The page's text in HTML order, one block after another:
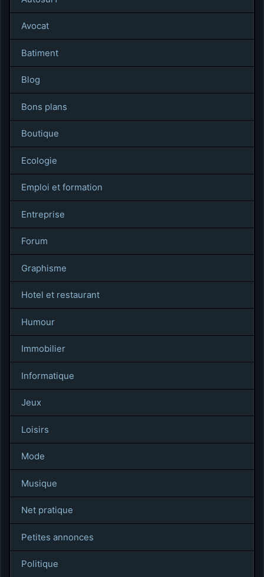
Avocat
Batiment
Blog
Bons plans
Boutique
Ecologie
Emploi et formation
Entreprise
Forum
Graphisme
Hotel et restaurant
Humour
Immobilier
Informatique
Jeux
Loisirs
Mode
Musique
Net pratique
Petites annonces
Politique